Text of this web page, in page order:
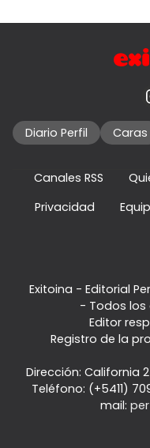
Diario Perfil Caras
Canales RSS
Privacidad
Exitoina - Editorial
- Todos los
Editor
Registro de la
Dirección: California
Teléfono: (+5411)
mail: